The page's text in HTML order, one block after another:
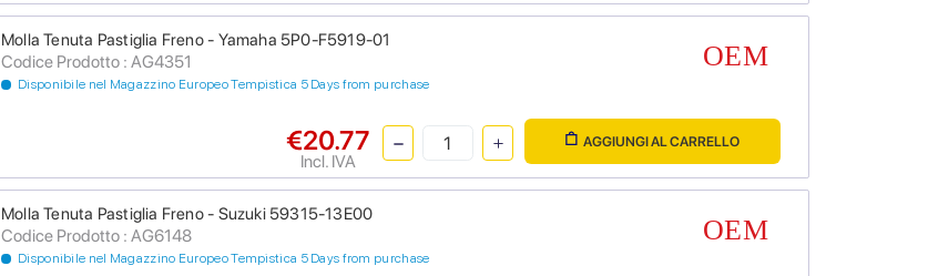
Molla Tenuta Pastiglia Freno - Yamaha 5P0-F5919-01
Codice Prodotto : AG4351
Disponibile nel Magazzino Europeo Tempistica 5 Days from purchase
€20.77
Incl. IVA
AGGIUNGI AL CARRELLO
Molla Tenuta Pastiglia Freno - Suzuki 59315-13E00
Codice Prodotto : AG6148
Disponibile nel Magazzino Europeo Tempistica 5 Days from purchase